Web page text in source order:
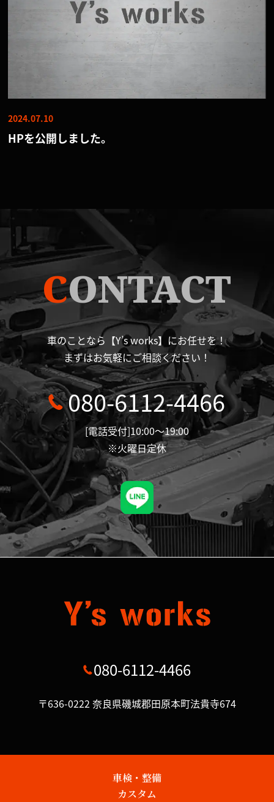
2024.07.10
HPを公開しました。
CONTACT
車のことなら【Y’s works】にお任せを！
まずはお気軽にご相談ください！
080-6112-4466
[電話受付]10:00～19:00
※火曜日定休
080-6112-4466
〒636-0222 奈良県磯城郡田原本町法貴寺674
車検・整備
カスタム